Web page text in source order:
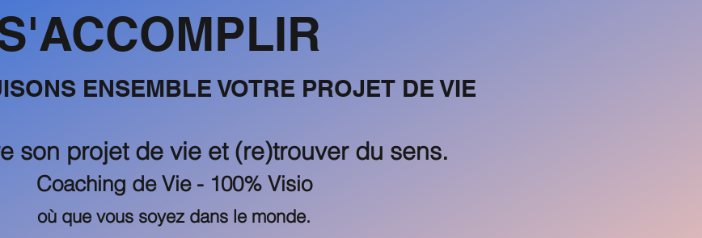
ENSEMBLE VOTRE PROJET DE VIE
son projet de vie et (re)trouver du sens.
Coaching de Vie - 100% Visio
où que vous soyez dans le monde.